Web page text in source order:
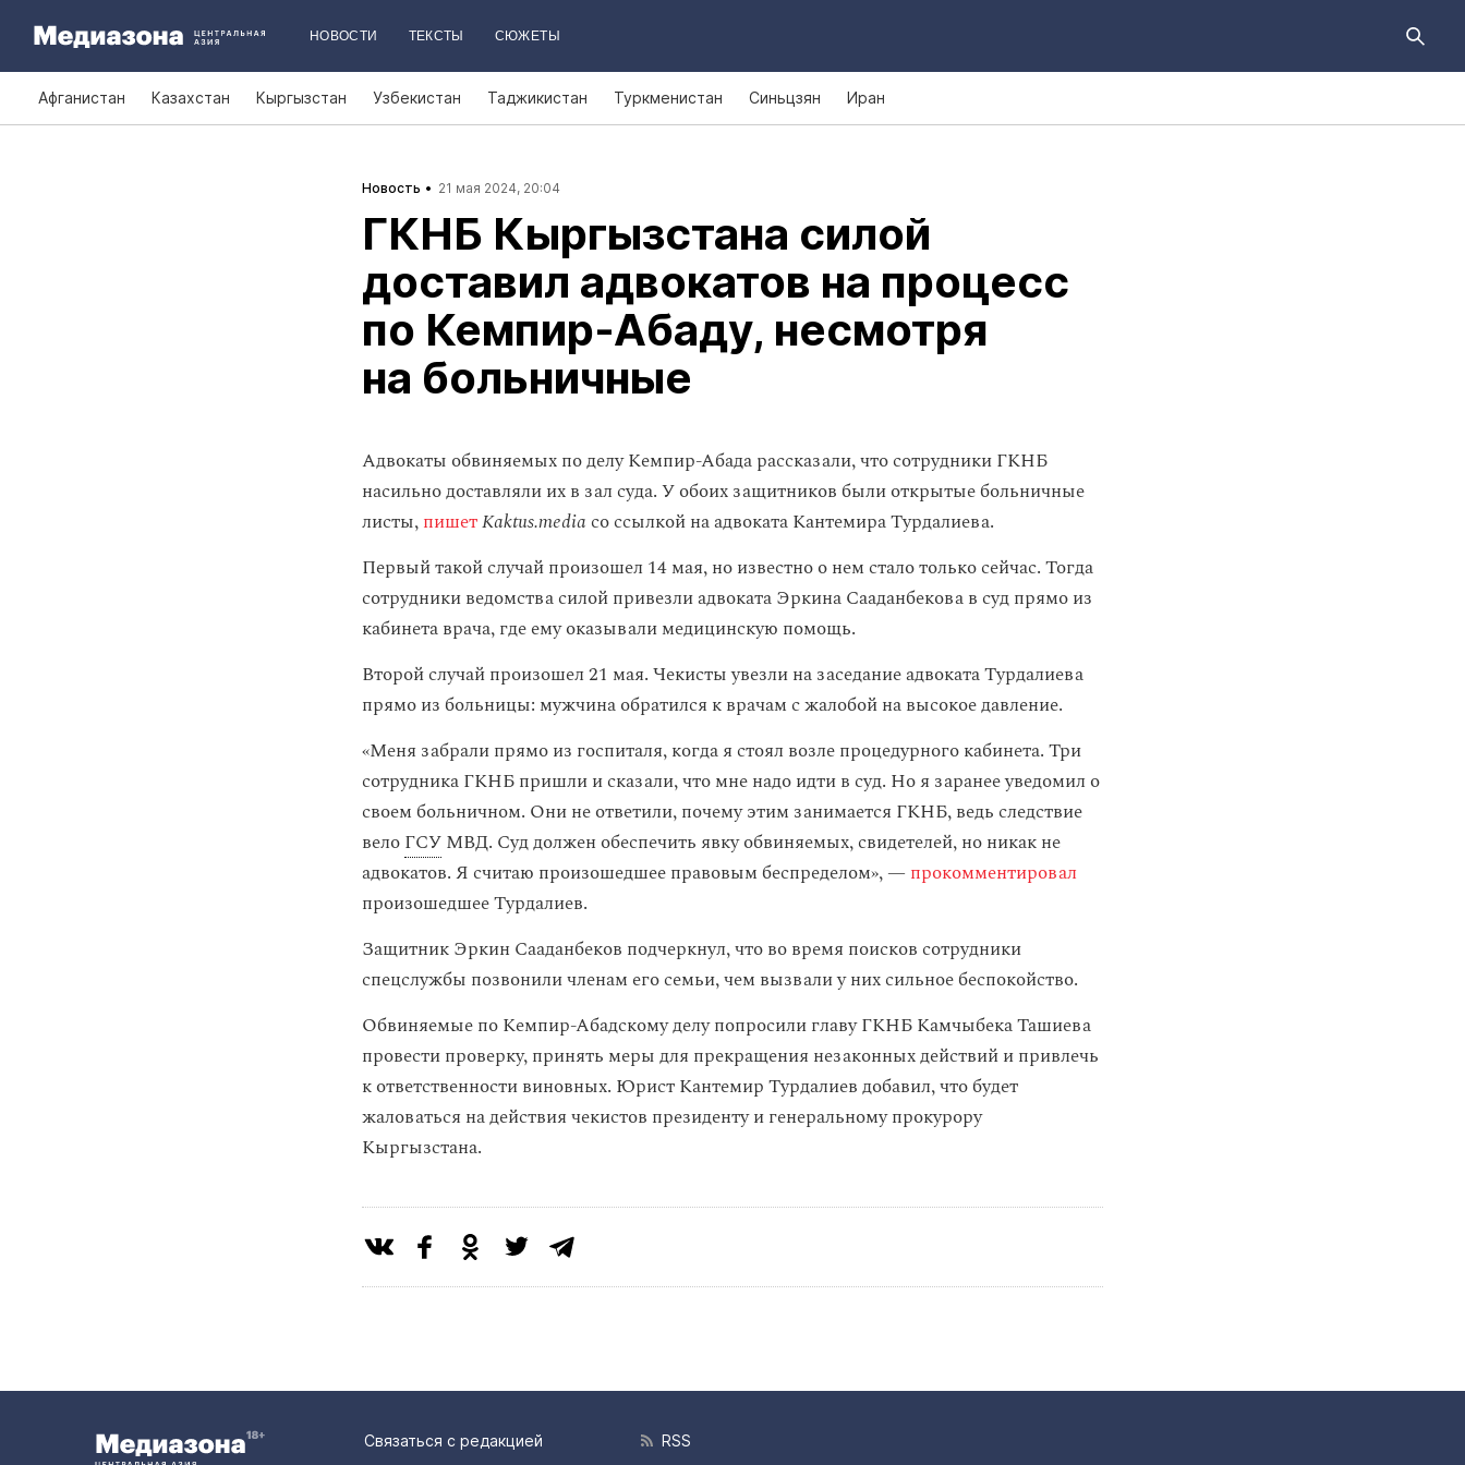
НОВОСТИ ТЕКСТЫ СЮЖЕТЫ
Афганистан Казахстан Кыргызстан Узбекистан Таджикистан Туркменистан Синьцзян Иран
Новость 21 мая 2024, 20:04
ГКНБ Кыргызстана силой
доставил адвокатов на процесс
по Кемпир‑Абаду, несмотря
на больничные
Адвокаты обвиняемых по делу Кемпир-Абада рассказали, что сотрудники ГКНБ
насильно доставляли их в зал суда. У обоих защитников были открытые больничные
листы,пишетKaktus.mediaсо ссылкой на адвоката Кантемира Турдалиева.
Первый такой случай произошел 14 мая, но известно о нем стало только сейчас. Тогда
сотрудники ведомства силой привезли адвоката Эркина Сааданбекова в суд прямо из
кабинета врача, где ему оказывали медицинскую помощь.
Второй случай произошел 21 мая. Чекисты увезли на заседание адвоката Турдалиева
прямо из больницы: мужчина обратился к врачам с жалобой на высокое давление.
«Меня забрали прямо из госпиталя, когда я стоял возле процедурного кабинета. Три
сотрудника ГКНБ пришли и сказали, что мне надо идти в суд. Но я заранее уведомил о
своем больничном. Они не ответили, почему этим занимается ГКНБ, ведь следствие
велоГСУМВД. Суд должен обеспечить явку обвиняемых, свидетелей, но никак не
адвокатов. Я считаю произошедшее правовым беспределом», —прокомментировал
произошедшее Турдалиев.
Защитник Эркин Сааданбеков подчеркнул, что во время поисков сотрудники
спецслужбы позвонили членам его семьи, чем вызвали у них сильное беспокойство.
Обвиняемые по Кемпир-Абадскому делу попросили главу ГКНБ Камчыбека Ташиева
провести проверку, принять меры для прекращения незаконных действий и привлечь
к ответственности виновных. Юрист Кантемир Турдалиев добавил, что будет
жаловаться на действия чекистов президенту и генеральному прокурору
Кыргызстана.
Связаться с редакцией RSS